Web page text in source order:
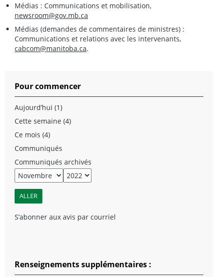
Médias : Communications et mobilisation,
newsroom@gov.mb.ca
Médias (demandes de commentaires de ministres) :
Communications et relations avec les intervenants,
cabcom@manitoba.ca.
Pour commencer
Aujourd’hui (1)
Cette semaine (4)
Ce mois (4)
Communiqués
Communiqués archivés
S’abonner aux avis par courriel
Renseignements supplémentaires :